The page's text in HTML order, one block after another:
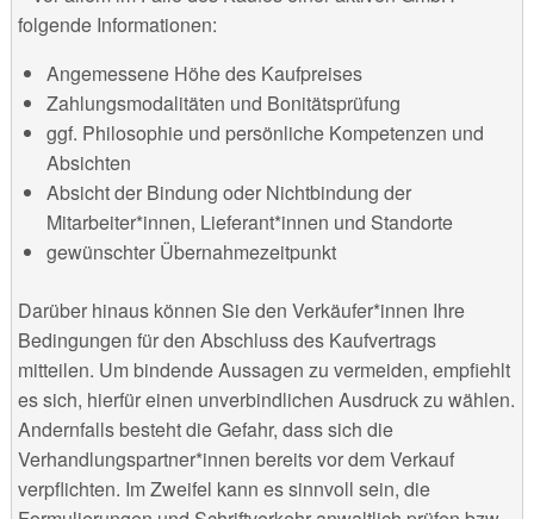
folgende Informationen:
Angemessene Höhe des Kaufpreises
Zahlungsmodalitäten und Bonitätsprüfung
ggf. Philosophie und persönliche Kompetenzen und
Absichten
Absicht der Bindung oder Nichtbindung der
Mitarbeiter*innen, Lieferant*innen und Standorte
gewünschter Übernahmezeitpunkt
Darüber hinaus können Sie den Verkäufer*innen Ihre
Bedingungen für den Abschluss des Kaufvertrags
mitteilen. Um bindende Aussagen zu vermeiden, empfiehlt
es sich, hierfür einen unverbindlichen Ausdruck zu wählen.
Andernfalls besteht die Gefahr, dass sich die
Verhandlungspartner*innen bereits vor dem Verkauf
verpflichten. Im Zweifel kann es sinnvoll sein, die